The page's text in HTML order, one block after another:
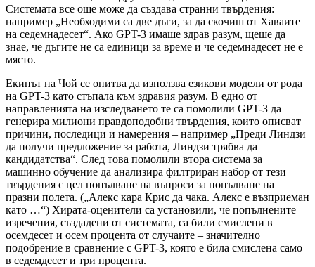
Системата все още може да създава странни твърдения:
например „Необходими са две дъги, за да скочиш от Хаваите
на седемнадесет“. Ако GPT-3 имаше здрав разум, щеше да
знае, че дъгите не са единици за време и че седемнадесет не е
място.
Екипът на Чой се опитва да използва езикови модели от рода
на GPT-3 като стъпала към здравия разум. В едно от
направленията на изследването те са помолили GPT-3 да
генерира милиони правдоподобни твърдения, които описват
причини, последици и намерения – например „Преди Линдзи
да получи предложение за работа, Линдзи трябва да
кандидатства“. След това помолили втора система за
машинно обучение да анализира филтриран набор от тези
твърдения с цел попълване на въпроси за попълване на
празни полета. („Алекс кара Крис да чака. Алекс е възприеман
като …“) Хирата-оценители са установили, че попълнените
изречения, създадени от системата, са били смислени в
осемдесет и осем процента от случаите – значително
подобрение в сравнение с GPT-3, която е била смислена само
в седемдесет и три процента.